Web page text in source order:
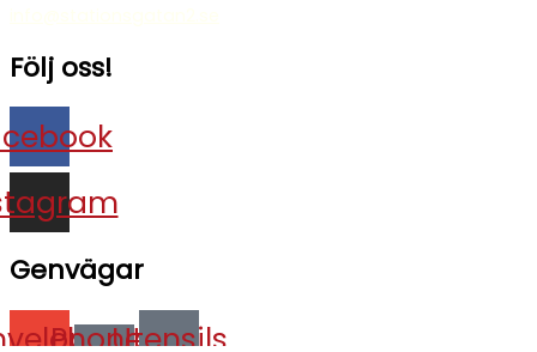
Följ oss!
Genvägar
Phone-Utensils